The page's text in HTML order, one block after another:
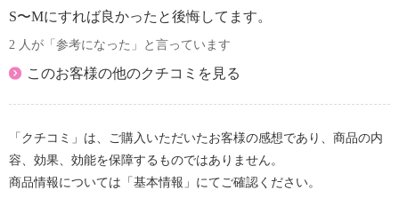
S〜Mにすれば良かったと後悔してます。
2 人が「参考になった」と言っています
このお客様の他のクチコミを見る
「クチコミ」は、ご購入いただいたお客様の感想であり、商品の内
容、効果、効能を保障するものではありません。
商品情報については「基本情報」にてご確認ください。